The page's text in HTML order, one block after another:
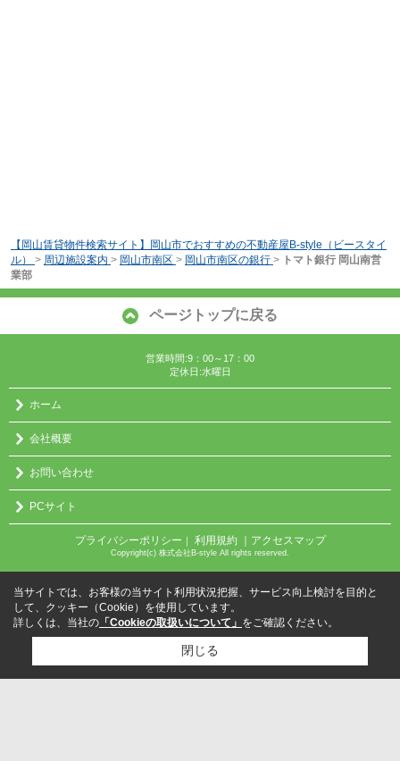
【岡山賃貸物件検索サイト】岡山市でおすすめの不動産屋B-style（ビースタイ
ル）
> 周辺施設案内 > 岡山市南区 > 岡山市南区の銀行 >
トマト銀行 岡山南営
業部
ページトップに戻る
営業時間:9：00～17：00
定休日:水曜日
ホーム
会社概要
お問い合わせ
PCサイト
プライバシーポリシー ｜ 利用規約 ｜アクセスマップ
Copyright(c) 株式会社B-style All rights reserved.
当サイトでは、お客様の当サイト利用状況把握、サービス向上検討を目的と
して、クッキー（Cookie）を使用しています。
詳しくは、当社の 「Cookieの取扱いについて」 をご確認ください。
閉じる